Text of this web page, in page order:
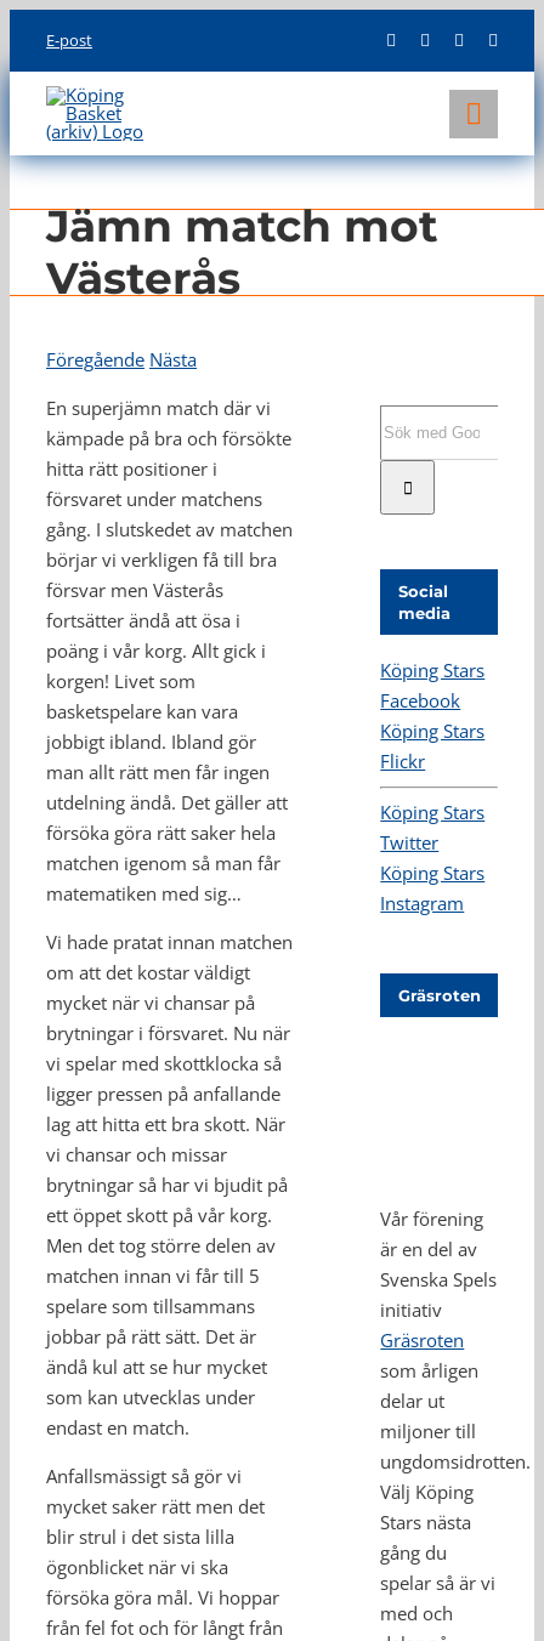
content
E-post
KLUBBEN
LAG
INFO
Jämn match mot
Västerås
Föregående Nästa
En superjämn match där vi
kämpade på bra och försökte
hitta rätt positioner i
försvaret under matchens
gång. I slutskedet av matchen
börjar vi verkligen få till bra
försvar men Västerås
fortsätter ändå att ösa i
poäng i vår korg. Allt gick i
korgen! Livet som
basketspelare kan vara
jobbigt ibland. Ibland gör
man allt rätt men får ingen
utdelning ändå. Det gäller att
försöka göra rätt saker hela
matchen igenom så man får
matematiken med sig…
Vi hade pratat innan matchen
om att det kostar väldigt
mycket när vi chansar på
brytningar i försvaret. Nu när
vi spelar med skottklocka så
ligger pressen på anfallande
lag att hitta ett bra skott. När
vi chansar och missar
brytningar så har vi bjudit på
ett öppet skott på vår korg.
Men det tog större delen av
matchen innan vi får till 5
spelare som tillsammans
jobbar på rätt sätt. Det är
ändå kul att se hur mycket
som kan utvecklas under
endast en match.
Anfallsmässigt så gör vi
mycket saker rätt men det
blir strul i det sista lilla
ögonblicket när vi ska
försöka göra mål. Vi hoppar
från fel fot och för långt från
Social
media
Köping Stars
Facebook
Köping Stars
Flickr
Köping Stars
Twitter
Köping Stars
Instagram
Gräsroten
Vår förening
är en del av
Svenska Spels
initiativ
Gräsroten
som årligen
delar ut
miljoner till
ungdomsidrotten.
Välj Köping
Stars nästa
gång du
spelar så är vi
med och